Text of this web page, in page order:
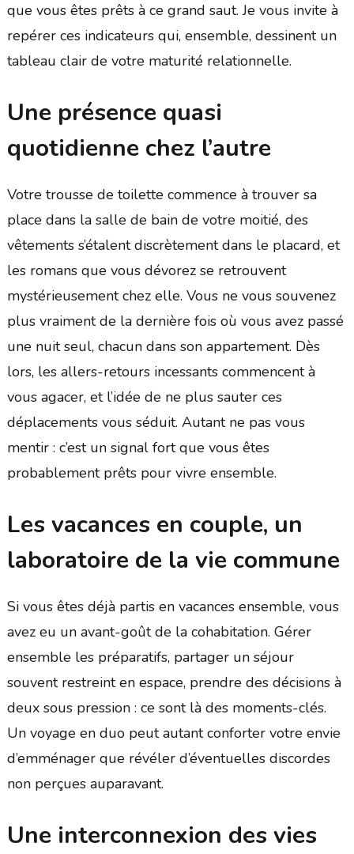
que vous êtes prêts à ce grand saut. Je vous invite à
repérer ces indicateurs qui, ensemble, dessinent un
tableau clair de votre maturité relationnelle.
Une présence quasi
quotidienne chez l’autre
Votre trousse de toilette commence à trouver sa
place dans la salle de bain de votre moitié, des
vêtements s’étalent discrètement dans le placard, et
les romans que vous dévorez se retrouvent
mystérieusement chez elle. Vous ne vous souvenez
plus vraiment de la dernière fois où vous avez passé
une nuit seul, chacun dans son appartement. Dès
lors, les allers-retours incessants commencent à
vous agacer, et l’idée de ne plus sauter ces
déplacements vous séduit. Autant ne pas vous
mentir : c’est un signal fort que vous êtes
probablement prêts pour vivre ensemble.
Les vacances en couple, un
laboratoire de la vie commune
Si vous êtes déjà partis en vacances ensemble, vous
avez eu un avant-goût de la cohabitation. Gérer
ensemble les préparatifs, partager un séjour
souvent restreint en espace, prendre des décisions à
deux sous pression : ce sont là des moments-clés.
Un voyage en duo peut autant conforter votre envie
d’emménager que révéler d’éventuelles discordes
non perçues auparavant.
Une interconnexion des vies